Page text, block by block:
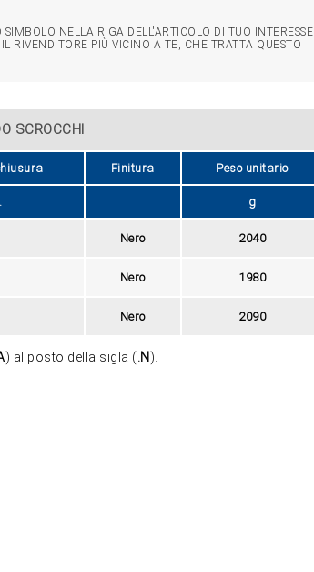
SIMBOLO NELLA RIGA DELL'ARTICOLO DI TUO INTERESSE
RIVENDITORE PIÙ VICINO A TE, CHE TRATTA QUESTO
SCROCCHI
Finitura Peso unitario
g
Nero 2040
Nero 1980
Nero 2090
) al posto della sigla (.N ).